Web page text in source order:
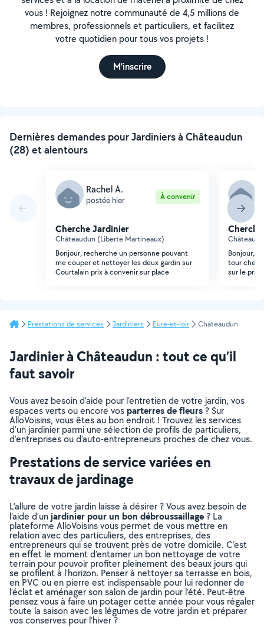
vous ! Rejoignez notre communauté de 4,5 millions de
membres, professionnels et particuliers, et facilitez
votre quotidien pour tous vos projets !
M'inscrire
Dernières demandes pour Jardiniers à Châteaudun
(28) et alentours
Rachel A.
postée hier À convenir
Cherche Jardinier
Châteaudun (Liberte Martineaux)
Bonjour, recherche un personne pouvant
me couper et nettoyer les deux gardin sur
Courtalain prix à convenir sur place
Bonjour,
tour chez
sur le prix
Prestations de services Jardiniers Eure-et-loir Châteaudun
Jardinier à Châteaudun : tout ce qu’il
faut savoir
Vous avez besoin d’aide pour l’entretien de votre jardin, vos
espaces verts ou encore vosparterres de fleurs? Sur
AlloVoisins, vous êtes au bon endroit ! Trouvez les services
d’un jardinier parmi une sélection de profils de particuliers,
d’entreprises ou d’auto-entrepreneurs proches de chez vous.
Prestations de service variées en
travaux de jardinage
L’allure de votre jardin laisse à désirer ? Vous avez besoin de
l’aide d’unjardinier pour un bon débroussaillage? La
plateforme AlloVoisins vous permet de vous mettre en
relation avec des particuliers, des entreprises, des
entrepreneurs qui se trouvent près de votre domicile. C’est
en effet le moment d’entamer un bon nettoyage de votre
terrain pour pouvoir profiter pleinement des beaux jours qui
se profilent à l’horizon. Penser à nettoyer sa terrasse en bois,
en PVC ou en pierre est indispensable pour lui redonner de
l’éclat et aménager son salon de jardin pour l’été. Peut-être
pensez vous à faire un potager cette année pour vous régaler
toute la saison avec les légumes de votre jardin et préparer
vos conserves pour l’hiver ?